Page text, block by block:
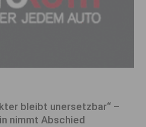
bleibt unersetzbar“ –
nimmt Abschied